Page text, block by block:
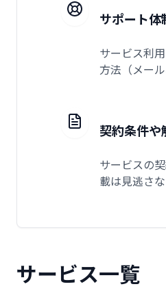
サポート体
サービス利
方法（メー
契約条件や
サービスの
載は見逃さ
サービス一覧